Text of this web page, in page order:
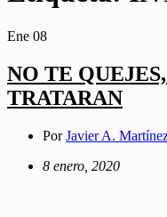
Ene 08
NO TE
TRATARAN
PorJavier A.
8 enero, 2020